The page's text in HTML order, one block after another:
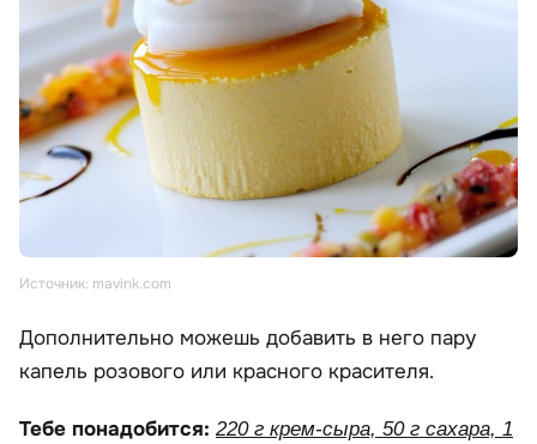
Источник: mavink.com
Дополнительно можешь добавить в него пару
капель розового или красного красителя.
Тебе понадобится: 220 г крем-сыра, 50 г сахара, 1